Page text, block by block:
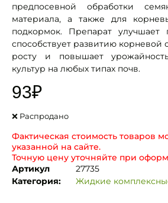
предпосевной обработки
материала, а также для
подкормок. Препарат улучшает
способствует развитию корневой
росту и повышает
культур на любых типах почв.
93₽
❌ Распродано
Фактическая стоимость товаров
указанной на сайте.
Точную цену уточняйте при
Артикул
27735
Категория:
Жидкие